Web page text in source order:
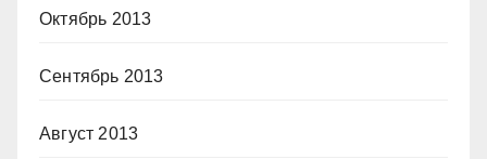
Октябрь 2013
Сентябрь 2013
Август 2013